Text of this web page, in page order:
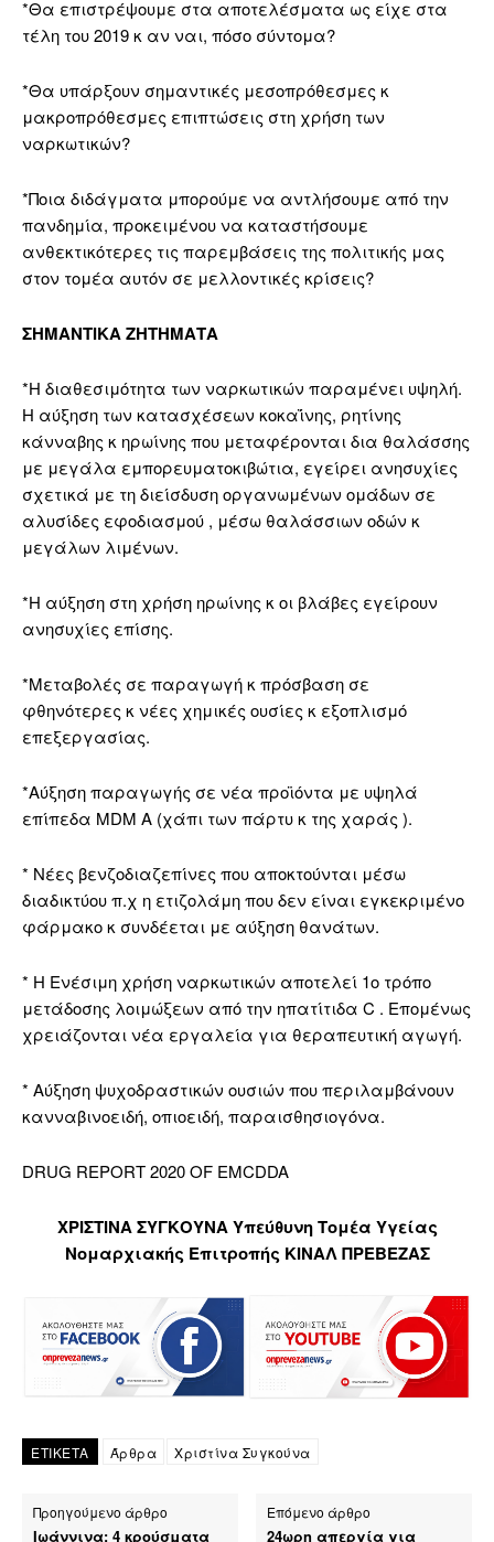
*Θα επιστρέψουμε στα αποτελέσματα ως είχε στα
τέλη του 2019 κ αν ναι, πόσο σύντομα?
*Θα υπάρξουν σημαντικές μεσοπρόθεσμες κ
μακροπρόθεσμες επιπτώσεις στη χρήση των
ναρκωτικών?
*Ποια διδάγματα μπορούμε να αντλήσουμε από την
πανδημία, προκειμένου να καταστήσουμε
ανθεκτικότερες τις παρεμβάσεις της πολιτικής μας
στον τομέα αυτόν σε μελλοντικές κρίσεις?
ΣΗΜΑΝΤΙΚΑ ΖΗΤΗΜΑΤΑ
*Η διαθεσιμότητα των ναρκωτικών παραμένει υψηλή.
Η αύξηση των κατασχέσεων κοκαΐνης, ρητίνης
κάνναβης κ ηρωίνης που μεταφέρονται δια θαλάσσης
με μεγάλα εμπορευματοκιβώτια, εγείρει ανησυχίες
σχετικά με τη διείσδυση οργανωμένων ομάδων σε
αλυσίδες εφοδιασμού , μέσω θαλάσσιων οδών κ
μεγάλων λιμένων.
*Η αύξηση στη χρήση ηρωίνης κ οι βλάβες εγείρουν
ανησυχίες επίσης.
*Μεταβολές σε παραγωγή κ πρόσβαση σε
φθηνότερες κ νέες χημικές ουσίες κ εξοπλισμό
επεξεργασίας.
*Αύξηση παραγωγής σε νέα προϊόντα με υψηλά
επίπεδα MDM A (χάπι των πάρτυ κ της χαράς ).
* Νέες βενζοδιαζεπίνες που αποκτούνται μέσω
διαδικτύου π.χ η ετιζολάμη που δεν είναι εγκεκριμένο
φάρμακο κ συνδέεται με αύξηση θανάτων.
* Η Ενέσιμη χρήση ναρκωτικών αποτελεί 1ο τρόπο
μετάδοσης λοιμώξεων από την ηπατίτιδα C . Επομένως
χρειάζονται νέα εργαλεία για θεραπευτική αγωγή.
* Αύξηση ψυχοδραστικών ουσιών που περιλαμβάνουν
κανναβινοειδή, οπιοειδή, παραισθησιογόνα.
DRUG REPORT 2020 OF EMCDDA
ΧΡΙΣΤΙΝΑ ΣΥΓΚΟΥΝΑ Υπεύθυνη Τομέα Υγείας
Νομαρχιακής Επιτροπής ΚΙΝΑΛ ΠΡΕΒΕΖΑΣ
ΕΤΙΚΕΤΑ Άρθρα Χριστίνα Συγκούνα
Προηγούμενο άρθρο
Ιωάννινα: 4 κρούσματα
Επόμενο άρθρο
24ωρη απεργία για